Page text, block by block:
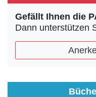
Gefällt Ihnen die
Dann unterstützen